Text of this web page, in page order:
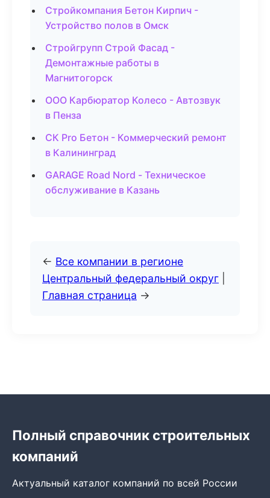
Стройкомпания Бетон Кирпич -
Устройство полов в Омск
Стройгрупп Строй Фасад -
Демонтажные работы в
Магнитогорск
ООО Карбюратор Колесо - Автозвук
в Пенза
СК Pro Бетон - Коммерческий ремонт
в Калининград
GARAGE Road Nord - Техническое
обслуживание в Казань
← Все компании в регионе
Центральный федеральный округ
Главная страница →
Полный справочник строительных
компаний
Актуальный каталог компаний по всей России